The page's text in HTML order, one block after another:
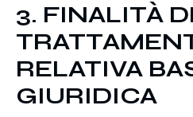
3. FINALITÀ
RELATIVA
GIURIDICA